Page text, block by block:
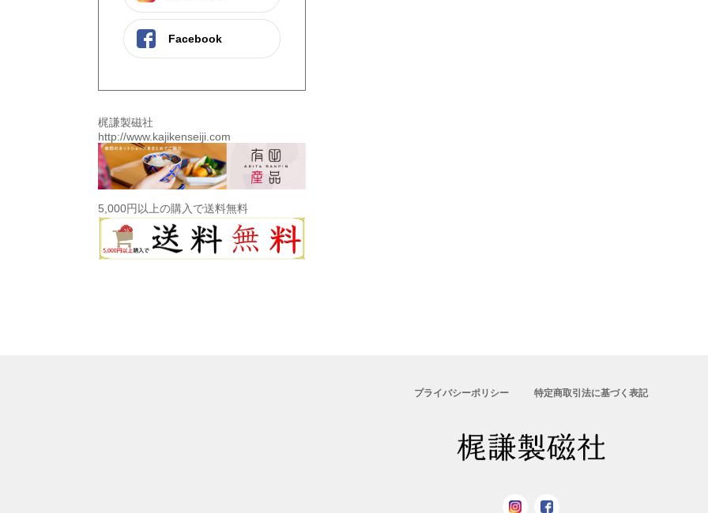
Facebook
梶謙製磁社
http://www.kajikenseiji.com
5,000円以上の購入で送料無料
プライバシーポリシー 特定商取引法に基づく表記